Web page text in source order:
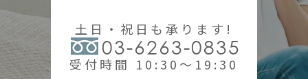
土日・祝日も承ります!
03-6263-0835
受付時間 10:30～19:30